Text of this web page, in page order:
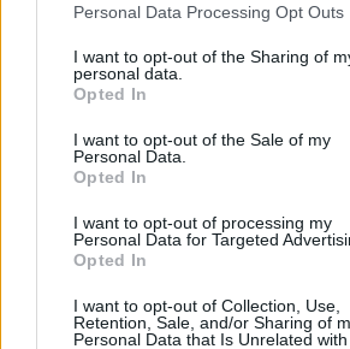
Personal Data Processing Opt Outs
I want to opt-out of the Sharing of
personal data.
Opted In
I want to opt-out of the Sale of my
Personal Data.
Opted In
I want to opt-out of processing my
Personal Data for Targeted
Opted In
I want to opt-out of Collection, Use,
Retention, Sale, and/or Sharing of
Personal Data that Is Unrelated
(...) Io penso che Allegri sia un allenatore
ancora tanto al calcio, però bisogna
ha. Sono molto convinto di questo. Il
per lui potrebbero fare veramente il
arriva in una situazione disastrosa come
Ancora oggi al Milan hanno cambiato
niente. Questo fa capire l'importanza di